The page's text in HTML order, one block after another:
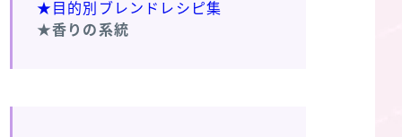
★目的別ブレンドレシピ集
★香りの系統